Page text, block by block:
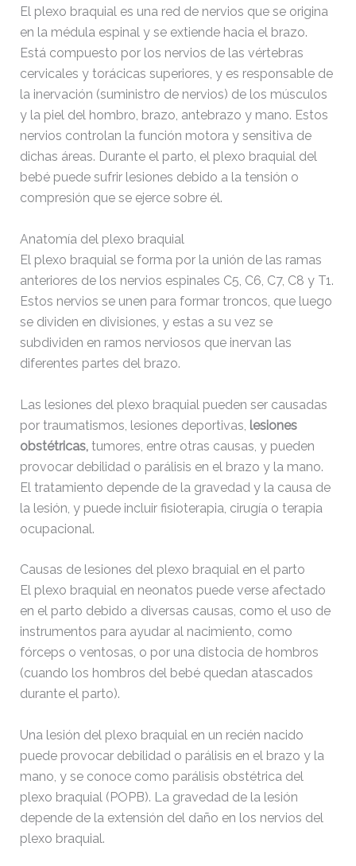
El plexo braquial es una red de nervios que se origina
en la médula espinal y se extiende hacia el brazo.
Está compuesto por los nervios de las vértebras
cervicales y torácicas superiores, y es responsable de
la inervación (suministro de nervios) de los músculos
y la piel del hombro, brazo, antebrazo y mano. Estos
nervios controlan la función motora y sensitiva de
dichas áreas. Durante el parto, el plexo braquial del
bebé puede sufrir lesiones debido a la tensión o
compresión que se ejerce sobre él.
Anatomía del plexo braquial
El plexo braquial se forma por la unión de las ramas
anteriores de los nervios espinales C5, C6, C7, C8 y T1.
Estos nervios se unen para formar troncos, que luego
se dividen en divisiones, y estas a su vez se
subdividen en ramos nerviosos que inervan las
diferentes partes del brazo.
Las lesiones del plexo braquial pueden ser causadas
por traumatismos, lesiones deportivas, lesiones
obstétricas,tumores, entre otras causas, y pueden
provocar debilidad o parálisis en el brazo y la mano.
El tratamiento depende de la gravedad y la causa de
la lesión, y puede incluir fisioterapia, cirugía o terapia
ocupacional.
Causas de lesiones del plexo braquial en el parto
El plexo braquial en neonatos puede verse afectado
en el parto debido a diversas causas, como el uso de
instrumentos para ayudar al nacimiento, como
fórceps o ventosas, o por una distocia de hombros
(cuando los hombros del bebé quedan atascados
durante el parto).
Una lesión del plexo braquial en un recién nacido
puede provocar debilidad o parálisis en el brazo y la
mano, y se conoce como parálisis obstétrica del
plexo braquial (POPB). La gravedad de la lesión
depende de la extensión del daño en los nervios del
plexo braquial.